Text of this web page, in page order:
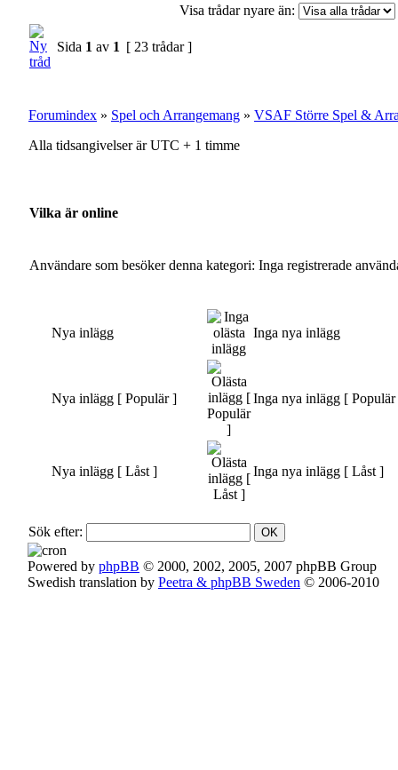
Visa trådar nyare än:
Sida 1 av 1 [ 23 trådar ]
Forumindex » Spel och Arrangemang » VSAF Större Spel &
Alla tidsangivelser är UTC + 1 timme
Vilka är online
Användare som besöker denna kategori: Inga registrerade
Nya inlägg Inga nya inlägg
Nya inlägg [ Populär ] Inga nya inlägg [
Nya inlägg [ Låst ] Inga nya inlägg [ Låst ]
Sök efter:
Powered by phpBB © 2000, 2002, 2005, 2007 phpBB Group
Swedish translation by Peetra & phpBB Sweden © 2006-2010